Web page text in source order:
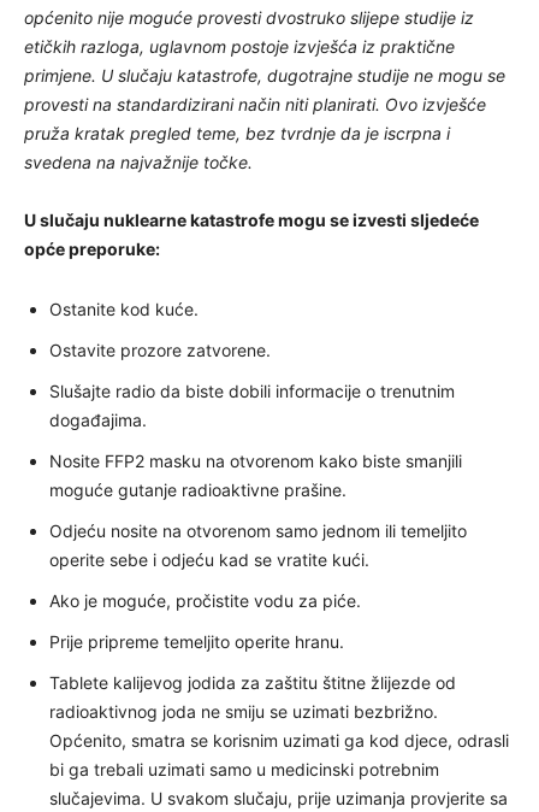
općenito nije moguće provesti dvostruko slijepe studije iz
etičkih razloga, uglavnom postoje izvješća iz praktične
primjene. U slučaju katastrofe, dugotrajne studije ne mogu se
provesti na standardizirani način niti planirati. Ovo izvješće
pruža kratak pregled teme, bez tvrdnje da je iscrpna i
svedena na najvažnije točke.
U slučaju nuklearne katastrofe mogu se izvesti sljedeće
opće preporuke:
Ostanite kod kuće.
Ostavite prozore zatvorene.
Slušajte radio da biste dobili informacije o trenutnim
događajima.
Nosite FFP2 masku na otvorenom kako biste smanjili
moguće gutanje radioaktivne prašine.
Odjeću nosite na otvorenom samo jednom ili temeljito
operite sebe i odjeću kad se vratite kući.
Ako je moguće, pročistite vodu za piće.
Prije pripreme temeljito operite hranu.
Tablete kalijevog jodida za zaštitu štitne žlijezde od
radioaktivnog joda ne smiju se uzimati bezbrižno.
Općenito, smatra se korisnim uzimati ga kod djece, odrasli
bi ga trebali uzimati samo u medicinski potrebnim
slučajevima. U svakom slučaju, prije uzimanja provjerite sa